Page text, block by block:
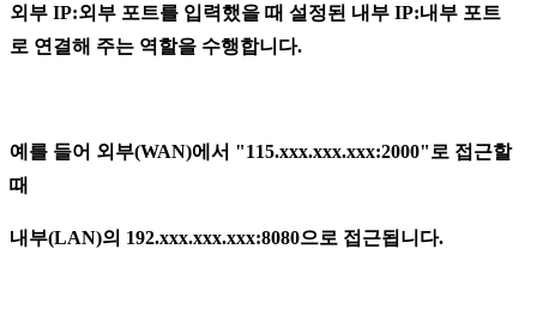
외부 IP:외부 포트를 입력했을 때 설정된 내부 IP:내부 포트
로 연결해 주는 역할을 수행합니다.
예를 들어 외부(WAN)에서 "115.xxx.xxx.xxx:2000"로 접근할
때
내부(LAN)의 192.xxx.xxx.xxx:8080으로 접근됩니다.